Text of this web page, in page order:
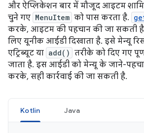
और ऐप्लिकेशन बार में मौजूद आइटम
चुने गए MenuItem को पास करता है.
करके, आइटम की पहचान की जा सकती
लिए यूनीक आईडी दिखाता है. इसे मेन्यू
एट्रिब्यूट या add() तरीके को दिए गए
जाता है. इस आईडी को मेन्यू के जाने-
करके, सही कार्रवाई की जा सकती है.
Kotlin Java